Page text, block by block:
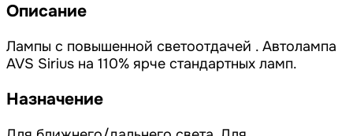
Описание
Лампы с повышенной светоотдачей . Автолампа
AVS Sirius на 110% ярче стандартных ламп.
Назначение